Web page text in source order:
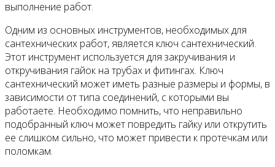
Видео
выполнение работ.
Одним из основных инструментов, необходимых для
сантехнических работ, является ключ сантехнический.
Этот инструмент используется для закручивания и
откручивания гайок на трубах и фитингах. Ключ
сантехнический может иметь разные размеры и формы, в
зависимости от типа соединений, с которыми вы
работаете. Необходимо помнить, что неправильно
подобранный ключ может повредить гайку или открутить
ее слишком сильно, что может привести к протечкам или
поломкам.